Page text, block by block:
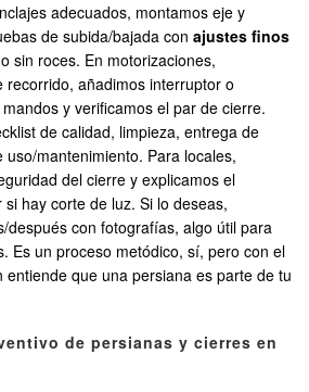
adecuados, montamos eje y
de subida/bajada con ajustes finos
sin roces. En motorizaciones,
añadimos interruptor o
y verificamos el par de cierre.
de calidad, limpieza, entrega de
mantenimiento. Para locales,
del cierre y explicamos el
hay corte de luz. Si lo deseas,
después con fotografías, algo útil para
Es un proceso metódico, sí, pero con el
que una persiana es parte de tu
de persianas y cierres en